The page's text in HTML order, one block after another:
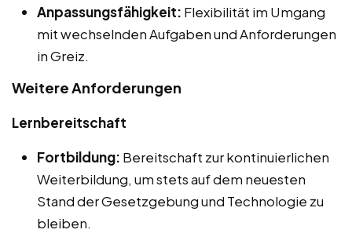
Anpassungsfähigkeit: Flexibilität im Umgang
mit wechselnden Aufgaben und Anforderungen
in Greiz.
Weitere Anforderungen
Lernbereitschaft
Fortbildung: Bereitschaft zur kontinuierlichen
Weiterbildung, um stets auf dem neuesten
Stand der Gesetzgebung und Technologie zu
bleiben.